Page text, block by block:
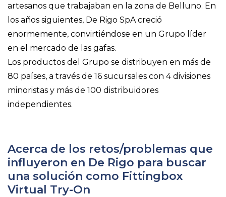
artesanos que trabajaban en la zona de Belluno. En
los años siguientes, De Rigo SpA creció
enormemente, convirtiéndose en un Grupo líder
en el mercado de las gafas.
Los productos del Grupo se distribuyen en más de
80 países, a través de 16 sucursales con 4 divisiones
minoristas y más de 100 distribuidores
independientes.
Acerca de los retos/problemas que
influyeron en De Rigo para buscar
una solución como Fittingbox
Virtual Try-On